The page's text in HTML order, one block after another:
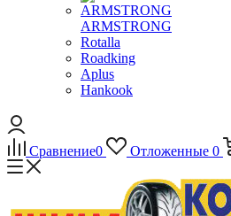
ARMSTRONG
Rotalla
Roadking
Aplus
Hankook
Сравнение0 Отложенные 0